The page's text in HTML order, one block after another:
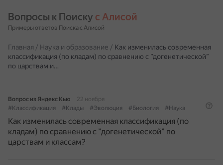
Вопросы к Поиску с Алисой
Примеры ответов Поиска с Алисой
Главная / Наука и образование / Как изменилась современная
классификация (по кладам) по сравнению с ”догенетической”
по царствам и…
Вопрос из Яндекс Кью
22 ноября
#Классификация
#Клады #Эволюция #Биология #Наука
Как изменилась современная классификация (по
кладам) по сравнению с ”догенетической” по
царствам и классам?